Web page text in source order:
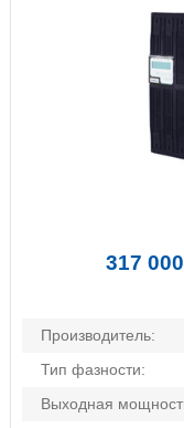
Производитель:
Тип фазности:
Выходная
317 000